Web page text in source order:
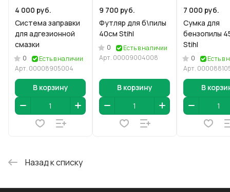
4 000 руб.
Система заправки
для адгезионной
смазки
0
Есть в наличии
Арт. 00008905004
В корзину
9 700 руб.
Футляр для б\пилы
40см Stihl
0
Есть в наличии
Арт. 00009004008
В корзину
7 000 руб.
Сумка для
бензопилы
Stihl
0
Есть в
Арт.
В
Назад к списку